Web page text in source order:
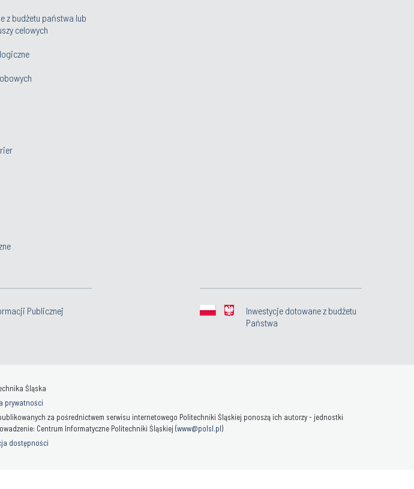
z budżetu państwa lub
celowych
Publicznej
Inwestycje dotowane z budżetu
Państwa
Śląska
prywatności
za pośrednictwem serwisu internetowego Politechniki Śląskiej ponoszą ich autorzy - jednostki
Centrum Informatyczne Politechniki Śląskiej (www@polsl.pl)
dostępności